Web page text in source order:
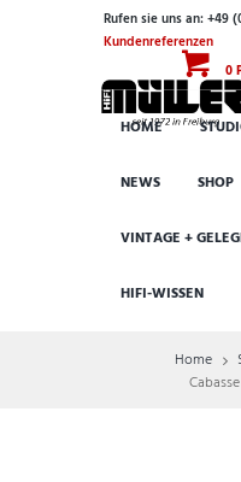
Rufen sie uns an: +49
Kundenreferenzen
0
HOME
NEWS SHOP
VINTAGE +
HIFI-WISSEN
Home